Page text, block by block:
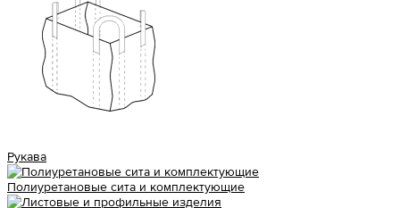
Рукава
Полиуретановые сита и комплектующие